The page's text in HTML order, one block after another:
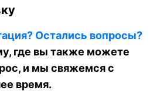
Остались вопросы?
где вы также можете
и мы свяжемся с
время.